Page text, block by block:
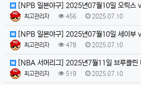
[NPB 일본야구] 2025년07월10일 오릭스
최고관리자 456 2025.07.10
[NPB 일본야구] 2025년07월10일 세이부
최고관리자 478 2025.07.10
[NBA 서머리그] 2025년7월11일 브루클린
최고관리자 519 2025.07.10